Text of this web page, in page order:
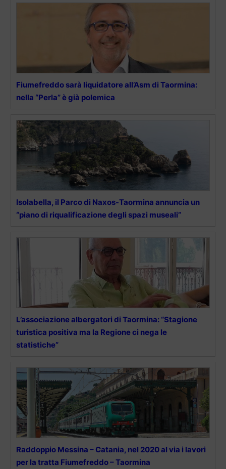
Fiumefreddo sarà liquidatore all’Asm di Taormina:
nella “Perla” è già polemica
Isolabella, il Parco di Naxos-Taormina annuncia un
“piano di riqualificazione degli spazi museali”
L’associazione albergatori di Taormina: “Stagione
turistica positiva ma la Regione ci nega le
statistiche”
Raddoppio Messina – Catania, nel 2020 al via i lavori
per la tratta Fiumefreddo – Taormina